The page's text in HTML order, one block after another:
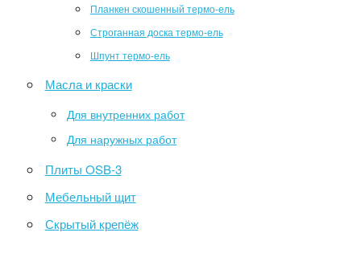
Планкен скошенный термо-ель
Строганная доска термо-ель
Шпунт термо-ель
Масла и краски
Для внутренних работ
Для наружных работ
Плиты OSB-3
Мебельный щит
Скрытый крепёж